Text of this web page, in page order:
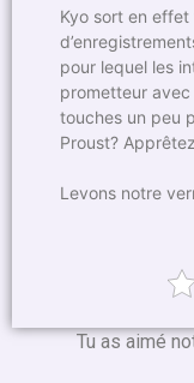
Kyo sort en
pour lequel les
prometteur
touches un peu
Proust?
Levons notre
Tu as aimé